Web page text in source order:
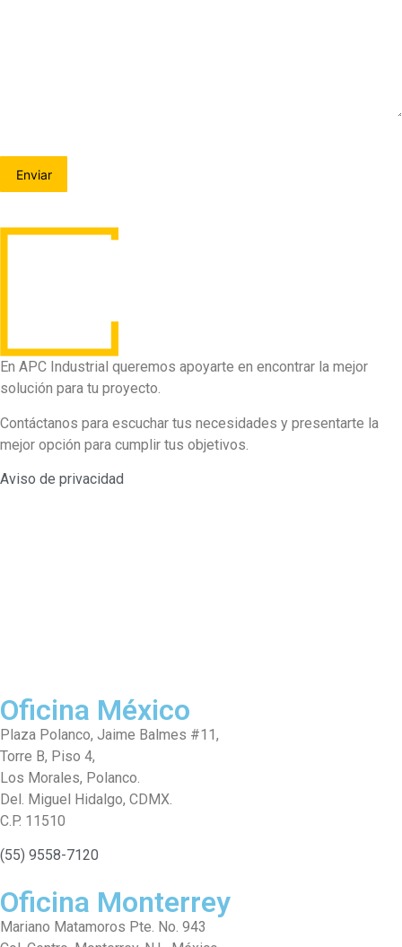
En APC Industrial queremos apoyarte en encontrar la mejor
solución para tu proyecto.
Contáctanos para escuchar tus necesidades y presentarte la
mejor opción para cumplir tus objetivos.
Aviso de privacidad
Oficina México
Plaza Polanco, Jaime Balmes #11,
Torre B, Piso 4,
Los Morales, Polanco.
Del. Miguel Hidalgo, CDMX.
C.P. 11510
(55) 9558-7120
Oficina Monterrey
Mariano Matamoros Pte. No. 943